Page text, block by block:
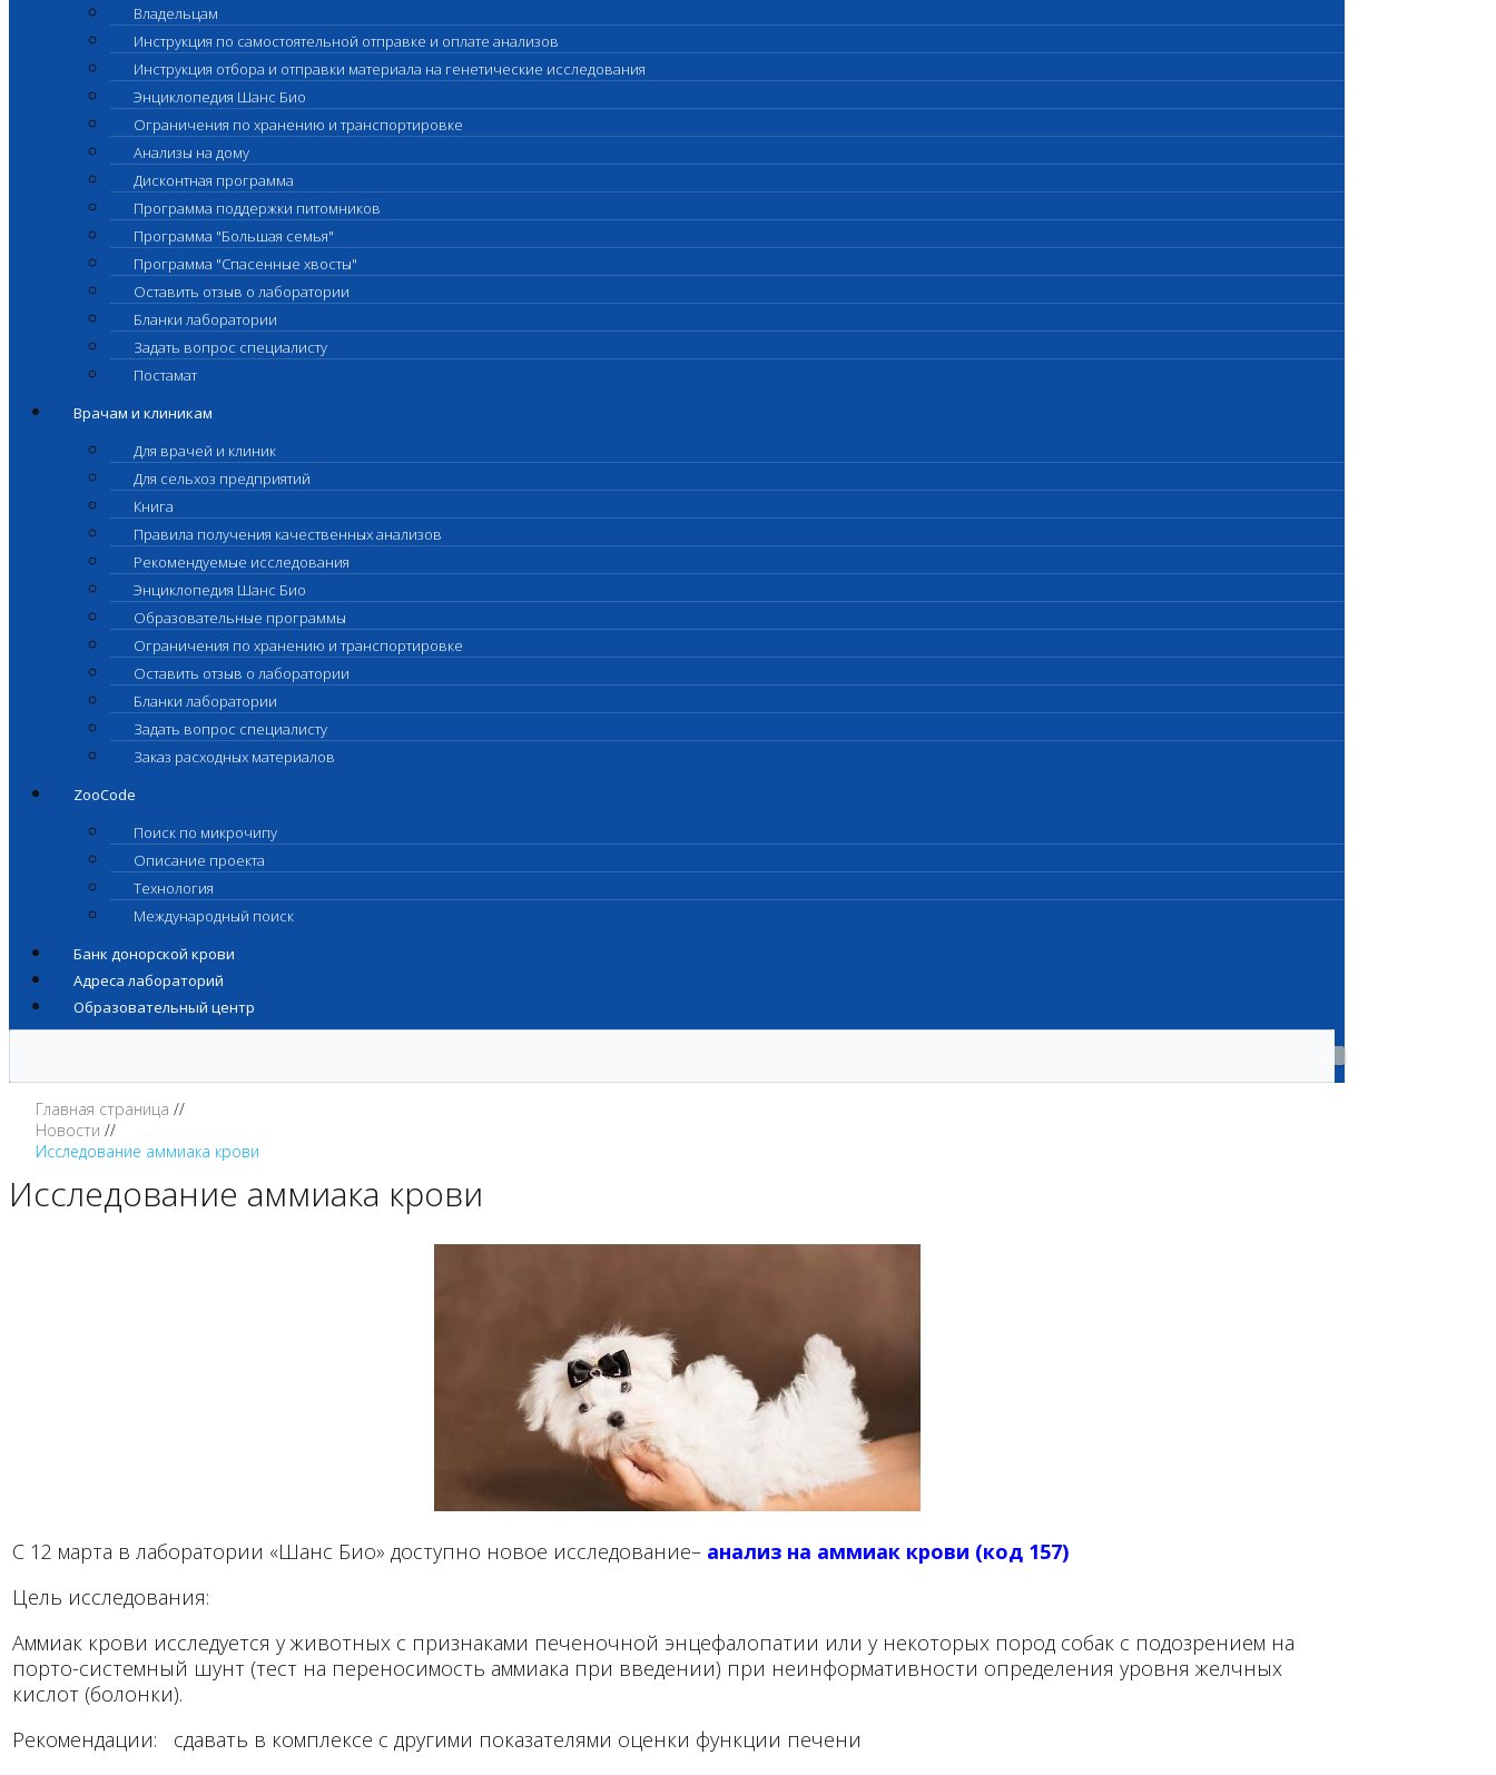
Владельцам
Инструкция по самостоятельной отправке и оплате анализов
Инструкция отбора и отправки материала на генетические исследования
Энциклопедия Шанс Био
Ограничения по хранению и транспортировке
Анализы на дому
Дисконтная программа
Программа поддержки питомников
Программа "Большая семья"
Программа "Спасенные хвосты"
Оставить отзыв о лаборатории
Бланки лаборатории
Задать вопрос специалисту
Постамат
Врачам и клиникам
Для врачей и клиник
Для сельхоз предприятий
Книга
Правила получения качественных анализов
Рекомендуемые исследования
Энциклопедия Шанс Био
Образовательные программы
Ограничения по хранению и транспортировке
Оставить отзыв о лаборатории
Бланки лаборатории
Задать вопрос специалисту
Заказ расходных материалов
ZooCode
Поиск по микрочипу
Описание проекта
Технология
Международный поиск
Банк донорской крови
Адреса лабораторий
Образовательный центр
Главная страница
Новости
Исследование аммиака крови
Исследование аммиака крови
С 12 марта в лаборатории «Шанс Био» доступно новое исследование– анализ на аммиак крови (код 157)
Цель исследования:
Аммиак крови исследуется у животных с признаками печеночной энцефалопатии или у некоторых пород собак с подозрением на
порто-системный шунт (тест на переносимость аммиака при введении) при неинформативности определения уровня желчных
кислот (болонки).
Рекомендации: сдавать в комплексе с другими показателями оценки функции печени